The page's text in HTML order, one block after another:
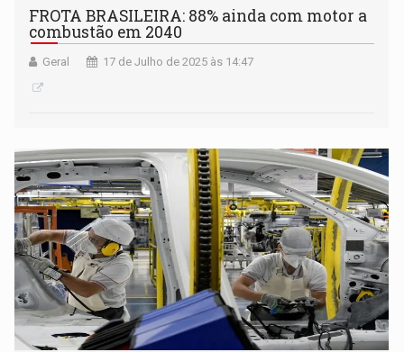
FROTA BRASILEIRA: 88% ainda com motor a
combustão em 2040
Geral 17 de Julho de 2025 às 14:47